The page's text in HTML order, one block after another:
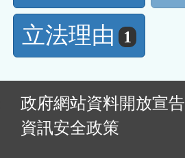
立法理由 1
政府網站資料開放宣告
資訊安全政策